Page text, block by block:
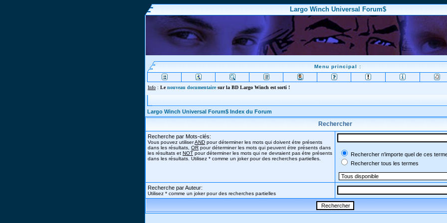
Largo Winch Universal Forum$
Menu principal :
Info : Lenouveau documentairesur la BD Largo Winch est sorti !
Largo Winch Universal Forum$ Index du Forum
Rechercher
Recherche par Mots-clés:
Vous pouvez utiliserAND pour déterminer les mots qui doivent étre présents
dans les résultats, OR pour déterminer les mots qui peuvent étre présents dans
les résultats et NOT pour déterminer les mots qui ne devraient pas étre présents
dans les résultats. Utilisez * comme un joker pour des recherches partielles.
Rechercher n'importe quel de ces
Rechercher tous les termes
Recherche par Auteur:
Utilisez * comme un joker pour des recherches partielles